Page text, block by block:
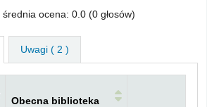
średnia ocena: 0.0 (0 głosów)
Uwagi ( 2 )
Obecna biblioteka